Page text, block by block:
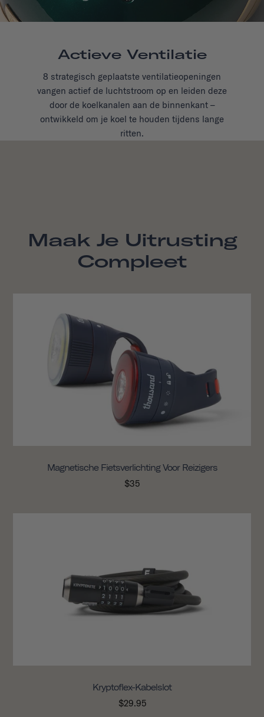
Actieve Ventilatie
8 strategisch geplaatste ventilatieopeningen
vangen actief de luchtstroom op en leiden deze
door de koelkanalen aan de binnenkant –
ontwikkeld om je koel te houden tijdens lange
ritten.
Maak Je Uitrusting
Compleet
Magnetische Fietsverlichting Voor Reizigers
$35
Kryptoflex-Kabelslot
$29.95